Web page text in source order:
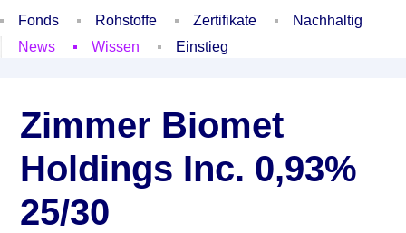
Fonds
Rohstoffe Zertifikate
Nachhaltig
News
Wissen Einstieg
Zimmer Biomet
Holdings Inc. 0,93%
25/30